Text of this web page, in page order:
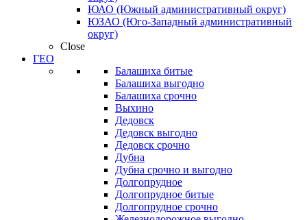
ЮАО (Южный административный округ)
ЮЗАО (Юго-Западный административный
округ)
Close
ГЕО
Балашиха битые
Балашиха выгодно
Балашиха срочно
Выхино
Дедовск
Дедовск выгодно
Дедовск срочно
Дубна
Дубна срочно и выгодно
Долгопрудное
Долгопрудное битые
Долгопрудное срочно